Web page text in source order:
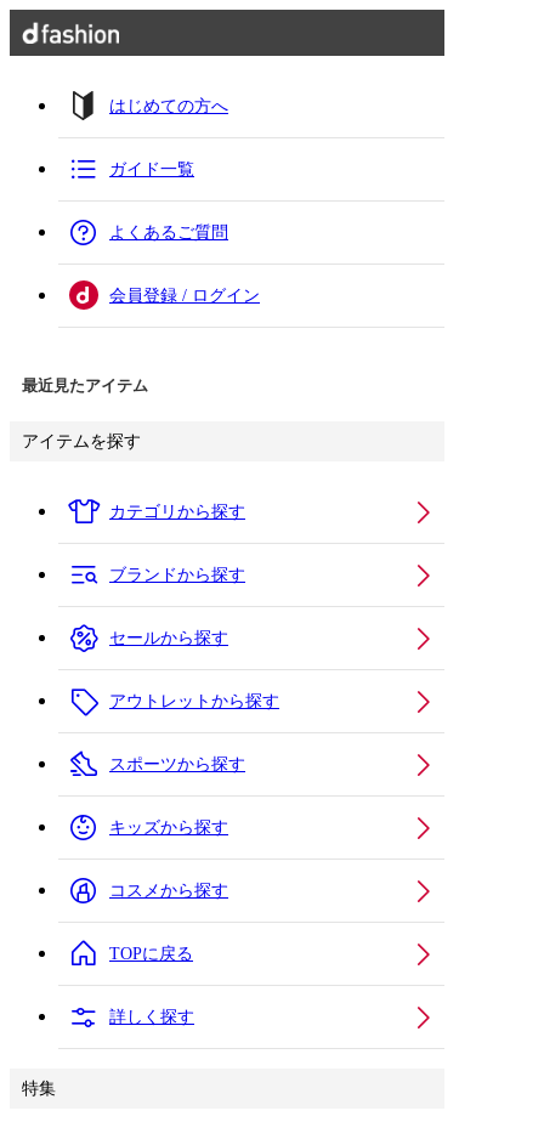
はじめての方へ
ガイド一覧
よくあるご質問
会員登録 / ログイン
最近見たアイテム
アイテムを探す
カテゴリから探す
ブランドから探す
セールから探す
アウトレットから探す
スポーツから探す
キッズから探す
コスメから探す
TOPに戻る
詳しく探す
特集